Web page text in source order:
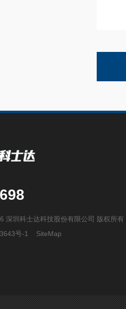
深圳科士达科技股份有限公司 版权所有
号-1 SiteMap